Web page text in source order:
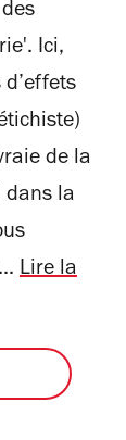
Ici,
de la
dans la
Lire la